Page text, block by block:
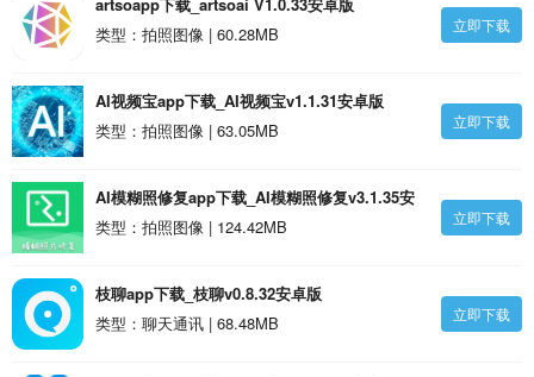
类型：拍照图像 | 60.28MB
立即下载
AI视频宝app下载_AI视频宝v1.1.31安卓版
类型：拍照图像 | 63.05MB
立即下载
AI模糊照修复app下载_AI模糊照修复v3.1.35安
卓版
类型：拍照图像 | 124.42MB 立即下载
枝聊app下载_枝聊v0.8.32安卓版
类型：聊天通讯 | 68.48MB
立即下载